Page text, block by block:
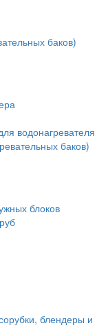
баков)
водонагревателя
баков)
блоков
блендеры и